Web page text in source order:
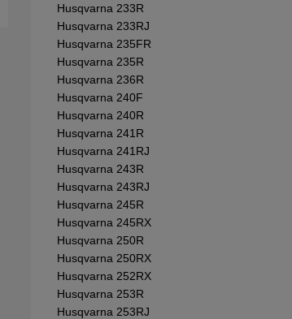
Husqvarna 233R
Husqvarna 233RJ
Husqvarna 235FR
Husqvarna 235R
Husqvarna 236R
Husqvarna 240F
Husqvarna 240R
Husqvarna 241R
Husqvarna 241RJ
Husqvarna 243R
Husqvarna 243RJ
Husqvarna 245R
Husqvarna 245RX
Husqvarna 250R
Husqvarna 250RX
Husqvarna 252RX
Husqvarna 253R
Husqvarna 253RJ